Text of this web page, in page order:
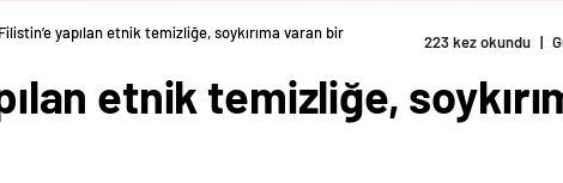
yapılan etnik temizliğe, soykırıma varan bir
223 kez okundu |
etnik temizliğe,